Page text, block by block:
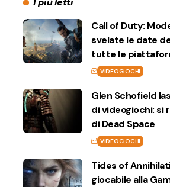
Call of Duty:
svelate le date
tutte le
VIDEOGIOCHI
Glen Schofield
di videogiochi: si
di Dead Space
VIDEOGIOCHI
Tides of
giocabile alla